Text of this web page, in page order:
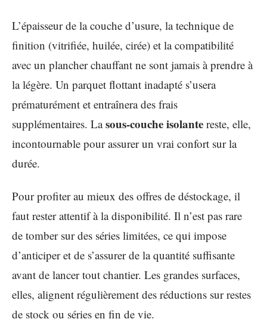
L’épaisseur de la couche d’usure, la technique de
finition (vitrifiée, huilée, cirée) et la compatibilité
avec un plancher chauffant ne sont jamais à prendre à
la légère. Un parquet flottant inadapté s’usera
prématurément et entraînera des frais
supplémentaires. Lasous-couche isolante reste, elle,
incontournable pour assurer un vrai confort sur la
durée.
Pour profiter au mieux des offres de déstockage, il
faut rester attentif à la disponibilité. Il n’est pas rare
de tomber sur des séries limitées, ce qui impose
d’anticiper et de s’assurer de la quantité suffisante
avant de lancer tout chantier. Les grandes surfaces,
elles, alignent régulièrement des réductions sur restes
de stock ou séries en fin de vie.